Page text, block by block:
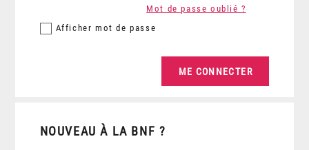
Afficher mot de passe
Mot de passe oublié ?
NOUVEAU À LA BNF ?